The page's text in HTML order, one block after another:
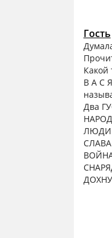
Гость
Какой
В А С
Два
ЛЮДИ